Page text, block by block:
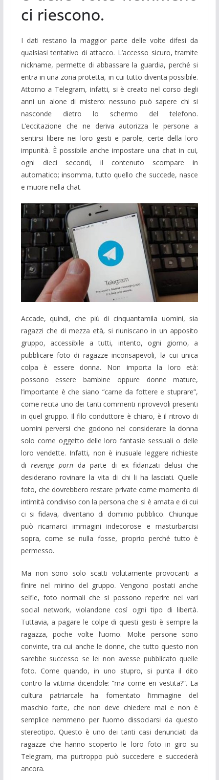
ci riescono.
I dati restano la maggior parte delle volte difesi da
qualsiasi tentativo di attacco. L’accesso sicuro, tramite
nickname, permette di abbassare la guardia, perché si
entra in una zona protetta, in cui tutto diventa possibile.
Attorno a Telegram, infatti, si è creato nel corso degli
anni un alone di mistero: nessuno può sapere chi si
nasconde dietro lo schermo del telefono.
L’eccitazione che ne deriva autorizza le persone a
sentirsi libere nei loro gesti e parole, certe della loro
impunità. È possibile anche impostare una chat in cui,
ogni dieci secondi, il contenuto scompare in
automatico; insomma, tutto quello che succede, nasce
e muore nella chat.
Accade, quindi, che più di cinquantamila uomini, sia
ragazzi che di mezza età, si riuniscano in un apposito
gruppo, accessibile a tutti, intento, ogni giorno, a
pubblicare foto di ragazze inconsapevoli, la cui unica
colpa è essere donna. Non importa la loro età:
possono essere bambine oppure donne mature,
l’importante è che siano “carne da fottere e stuprare”,
come recita uno dei tanti commenti riprovevoli presenti
in quel gruppo. Il filo conduttore è chiaro, è il ritrovo di
uomini perversi che godono nel considerare la donna
solo come oggetto delle loro fantasie sessuali o delle
loro vendette. Infatti, non è inusuale leggere richieste
di revenge porn da parte di ex fidanzati delusi che
desiderano rovinare la vita di chi li ha lasciati. Quelle
foto, che dovrebbero restare private come momento di
intimità condiviso con la persona che si è amata e di cui
ci si fidava, diventano di dominio pubblico. Chiunque
può ricamarci immagini indecorose e masturbarcisi
sopra, come se nulla fosse, proprio perché tutto è
permesso.
Ma non sono solo scatti volutamente provocanti a
finire nel mirino del gruppo. Vengono postati anche
selfie, foto normali che si possono reperire nei vari
social network, violandone così ogni tipo di libertà.
Tuttavia, a pagare le colpe di questi gesti è sempre la
ragazza, poche volte l’uomo. Molte persone sono
convinte, tra cui anche le donne, che tutto questo non
sarebbe successo se lei non avesse pubblicato quelle
foto. Come quando, in uno stupro, si punta il dito
contro la vittima dicendole: “ma come eri vestita?”. La
cultura patriarcale ha fomentato l’immagine del
maschio forte, che non deve chiedere mai e non è
semplice nemmeno per l’uomo dissociarsi da questo
stereotipo. Questo è uno dei tanti casi denunciati da
ragazze che hanno scoperto le loro foto in giro su
Telegram, ma purtroppo può succedere e succederà
ancora.